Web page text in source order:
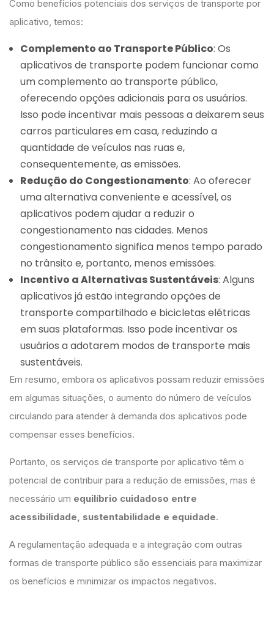
Como benefícios potenciais dos serviços de transporte por
aplicativo, temos:
Complemento ao Transporte Público: Os
aplicativos de transporte podem funcionar como
um complemento ao transporte público,
oferecendo opções adicionais para os usuários.
Isso pode incentivar mais pessoas a deixarem seus
carros particulares em casa, reduzindo a
quantidade de veículos nas ruas e,
consequentemente, as emissões.
Redução do Congestionamento: Ao oferecer
uma alternativa conveniente e acessível, os
aplicativos podem ajudar a reduzir o
congestionamento nas cidades. Menos
congestionamento significa menos tempo parado
no trânsito e, portanto, menos emissões.
Incentivo a Alternativas Sustentáveis: Alguns
aplicativos já estão integrando opções de
transporte compartilhado e bicicletas elétricas
em suas plataformas. Isso pode incentivar os
usuários a adotarem modos de transporte mais
sustentáveis.
Em resumo, embora os aplicativos possam reduzir emissões
em algumas situações, o aumento do número de veículos
circulando para atender à demanda dos aplicativos pode
compensar esses benefícios.
Portanto, os serviços de transporte por aplicativo têm o
potencial de contribuir para a redução de emissões, mas é
necessário um equilíbrio cuidadoso entre
acessibilidade, sustentabilidade e equidade.
A regulamentação adequada e a integração com outras
formas de transporte público são essenciais para maximizar
os benefícios e minimizar os impactos negativos.